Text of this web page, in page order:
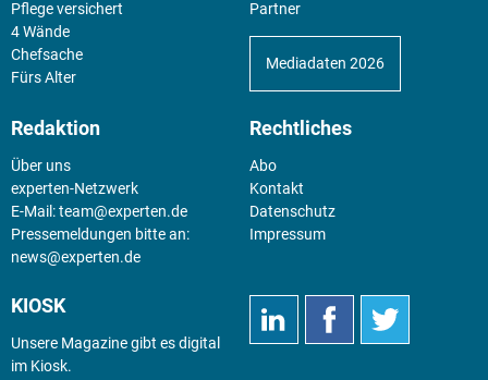
Pflege versichert
4 Wände
Chefsache
Fürs Alter
Partner
Mediadaten 2026
Redaktion
Über uns
experten-Netzwerk
E-Mail:team@experten.de
Pressemeldungen bitte an:
news@experten.de
Rechtliches
Abo
Kontakt
Datenschutz
Impressum
KIOSK
Unsere Magazine gibt es digital
im Kiosk.